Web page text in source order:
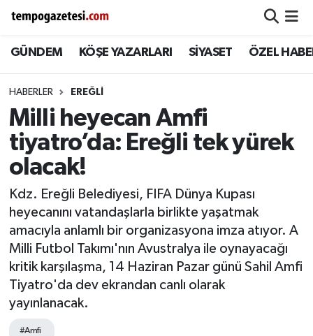
GÜNDEM KÖŞE YAZARLARI SİYASET ÖZEL
HABERLER EREĞLI
Milli heyecan Amfi
tiyatro’da: Ereğli tek yürek
olacak!
Kdz. Ereğli Belediyesi, FIFA Dünya Kupası
heyecanını vatandaşlarla birlikte yaşatmak
amacıyla anlamlı bir organizasyona imza atıyor. A
Milli Futbol Takımı'nın Avustralya ile oynayacağı
kritik karşılaşma, 14 Haziran Pazar günü Sahil Amfi
Tiyatro'da dev ekrandan canlı olarak
yayınlanacak.
#Amfi
Alaplı
Çaycuma
Devrek
Ereğli
Gökçebey
GÜNDEM
Kilimli
Kozlu
Zonguldak Nöbetçi Eczaneler
Zonguldak Hava Durumu
Zonguldak Namaz Vakitleri
Zonguldak Trafik Yoğunluk Haritası
Süper Lig Puan Durumu ve Fikstür
Tüm Manşetler
Son Dakika Haberleri
Haber Arşivi